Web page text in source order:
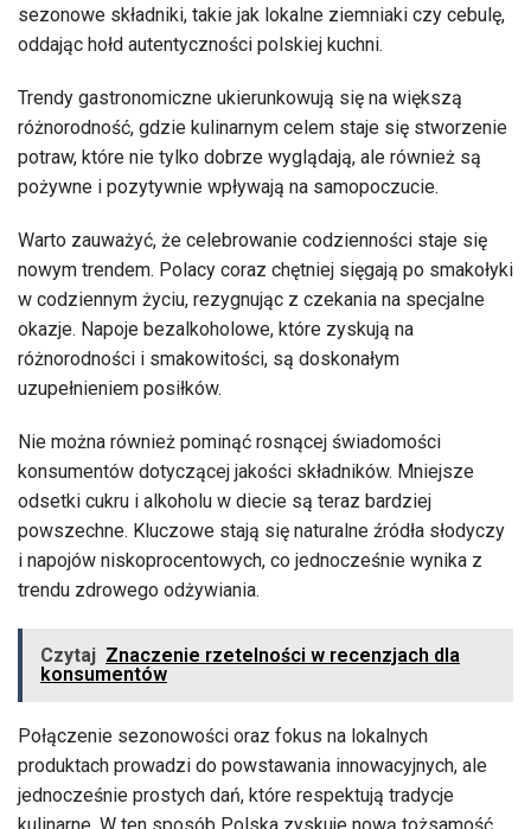
sezonowe składniki, takie jak lokalne ziemniaki czy cebulę,
oddając hołd autentyczności polskiej kuchni.
Trendy gastronomiczne ukierunkowują się na większą
różnorodność, gdzie kulinarnym celem staje się stworzenie
potraw, które nie tylko dobrze wyglądają, ale również są
pożywne i pozytywnie wpływają na samopoczucie.
Warto zauważyć, że celebrowanie codzienności staje się
nowym trendem. Polacy coraz chętniej sięgają po smakołyki
w codziennym życiu, rezygnując z czekania na specjalne
okazje. Napoje bezalkoholowe, które zyskują na
różnorodności i smakowitości, są doskonałym
uzupełnieniem posiłków.
Nie można również pominąć rosnącej świadomości
konsumentów dotyczącej jakości składników. Mniejsze
odsetki cukru i alkoholu w diecie są teraz bardziej
powszechne. Kluczowe stają się naturalne źródła słodyczy
i napojów niskoprocentowych, co jednocześnie wynika z
trendu zdrowego odżywiania.
Czytaj Znaczenie rzetelności w recenzjach dla
konsumentów
Połączenie sezonowości oraz fokus na lokalnych
produktach prowadzi do powstawania innowacyjnych, ale
jednocześnie prostych dań, które respektują tradycje